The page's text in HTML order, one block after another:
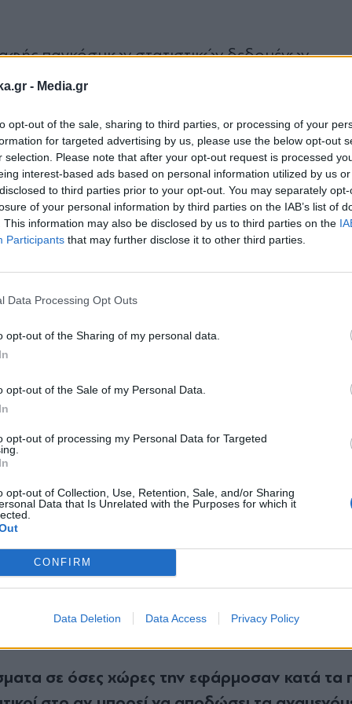
- Media.gr
opt-out of the sale, sharing to third parties, or processing of your
for targeted advertising by us, please use the below opt-out
selection. Please note that after your opt-out request is processed
interest-based ads based on personal information utilized by us
to third parties prior to your opt-out. You may separately
of your personal information by third parties on the IAB’s list of
This information may also be disclosed by us to third parties on the
Participants that may further disclose it to other third parties.
Data Processing Opt Outs
opt-out of the Sharing of my personal data.
opt-out of the Sale of my Personal Data.
opt-out of processing my Personal Data for Targeted
opt-out of Collection, Use, Retention, Sale, and/or Sharing
Data that Is Unrelated with the Purposes for which it
CONFIRM
Data Deletion Data Access Privacy Policy
παγκόσμιων στατιστικών δεδομένων
του 2022 στη Κίνα σημειώθηκε αύξηση των
καταγράφηκαν πάνω από 1.000
με το πέρασμα των ημερών
lockdown στη Σαγκάη για την
αυτή ένα τόσο αυστηρό lockdown;
να δοθεί είναι πως ο λόγος που οι
διασπορά της
με πάνω από το 88% του πληθυσμού να
διότιοεμβολιασμόςέγινε με τα κινεζικά
από εκείνα που
της Omicron 2, που υπεκφεύγει αρκετά
ένας στους δύο Κινέζους άνω των 80 ετών
του συστήματος υγείας σε περίπτωση που
ο κ. Ζοπουνίδης.
zero covid
του σκληρού αυτούlockdownείναι η
ανατολικής Ασίας στην αντιμετώπιση
επέκταση την εξάλειψη του ιού, με τη
σε όσες χώρες την εφάρμοσαν κατά τα
newsletter
Αποδέχομαι τουςόρους χρήσης